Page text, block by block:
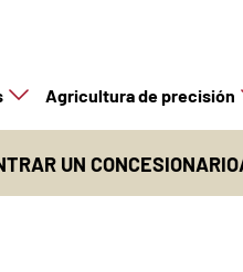
Agricultura de precisión
UN CONCESIONARIO